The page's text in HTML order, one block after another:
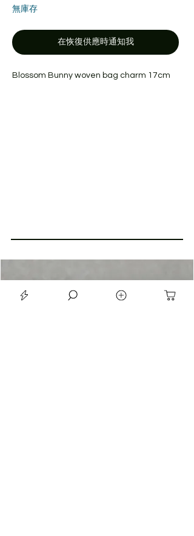
無庫存
在恢復供應時通知我
Blossom Bunny woven bag charm 17cm